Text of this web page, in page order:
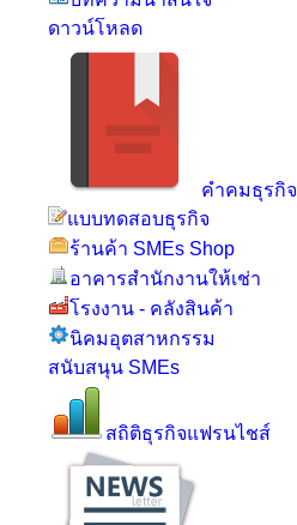
ดาวน์โหลด
คำคมธุรกิจ
แบบทดสอบธุรกิจ
ร้านค้า SMEs Shop
อาคารสำนักงานให้เช่า
โรงงาน - คลังสินค้า
นิคมอุตสาหกรรม
สนับสนุน SMEs
สถิติธุรกิจแฟรนไชส์